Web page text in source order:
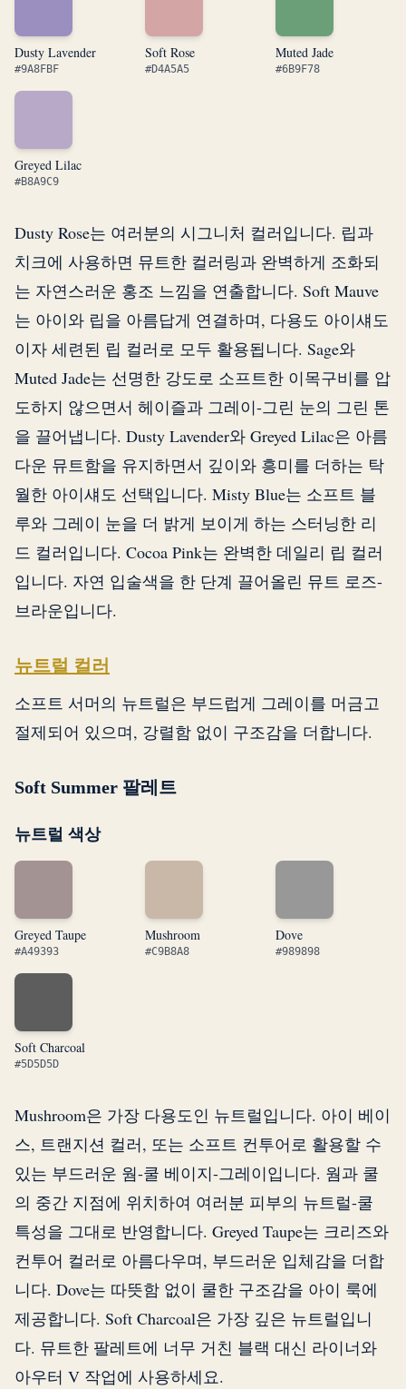
Dusty Lavender
#9A8FBF
Soft Rose
#D4A5A5
Muted Jade
#6B9F78
Greyed Lilac
#B8A9C9
Dusty Rose는 여러분의 시그니처 컬러입니다. 립과
치크에 사용하면 뮤트한 컬러링과 완벽하게 조화되
는 자연스러운 홍조 느낌을 연출합니다. Soft Mauve
는 아이와 립을 아름답게 연결하며, 다용도 아이섀도
이자 세련된 립 컬러로 모두 활용됩니다. Sage와
Muted Jade는 선명한 강도로 소프트한 이목구비를 압
도하지 않으면서 헤이즐과 그레이-그린 눈의 그린 톤
을 끌어냅니다. Dusty Lavender와 Greyed Lilac은 아름
다운 뮤트함을 유지하면서 깊이와 흥미를 더하는 탁
월한 아이섀도 선택입니다. Misty Blue는 소프트 블
루와 그레이 눈을 더 밝게 보이게 하는 스터닝한 리
드 컬러입니다. Cocoa Pink는 완벽한 데일리 립 컬러
입니다. 자연 입술색을 한 단계 끌어올린 뮤트 로즈-
브라운입니다.
뉴트럴 컬러
소프트 서머의 뉴트럴은 부드럽게 그레이를 머금고
절제되어 있으며, 강렬함 없이 구조감을 더합니다.
Soft Summer 팔레트
뉴트럴 색상
Greyed Taupe
#A49393
Mushroom
#C9B8A8
Dove
#989898
Soft Charcoal
#5D5D5D
Mushroom은 가장 다용도인 뉴트럴입니다. 아이 베이
스, 트랜지션 컬러, 또는 소프트 컨투어로 활용할 수
있는 부드러운 웜-쿨 베이지-그레이입니다. 웜과 쿨
의 중간 지점에 위치하여 여러분 피부의 뉴트럴-쿨
특성을 그대로 반영합니다. Greyed Taupe는 크리즈와
컨투어 컬러로 아름다우며, 부드러운 입체감을 더합
니다. Dove는 따뜻함 없이 쿨한 구조감을 아이 룩에
제공합니다. Soft Charcoal은 가장 깊은 뉴트럴입니
다. 뮤트한 팔레트에 너무 거친 블랙 대신 라이너와
아우터 V 작업에 사용하세요.